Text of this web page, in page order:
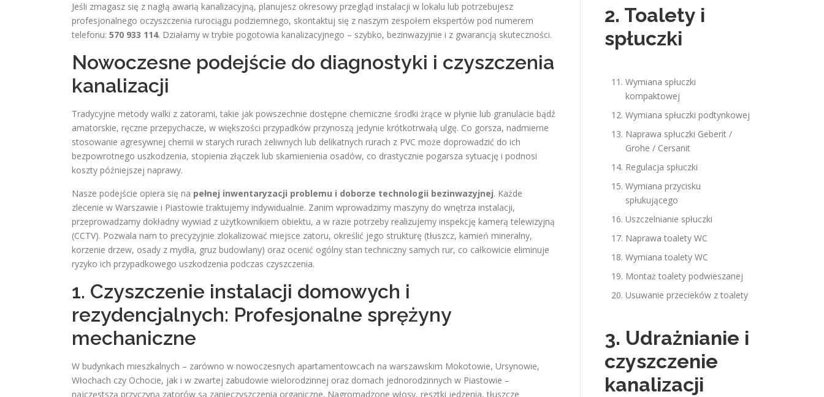
Jeśli zmagasz się z nagłą awarią kanalizacyjną, planujesz okresowy przegląd instalacji w lokalu lub potrzebujesz
profesjonalnego oczyszczenia rurociągu podziemnego, skontaktuj się z naszym zespołem ekspertów pod numerem
telefonu: 570 933 114. Działamy w trybie pogotowia kanalizacyjnego – szybko, bezinwazyjnie i z gwarancją skuteczności.
Nowoczesne podejście do diagnostyki i czyszczenia
kanalizacji
Tradycyjne metody walki z zatorami, takie jak powszechnie dostępne chemiczne środki żrące w płynie lub granulacie bądź
amatorskie, ręczne przepychacze, w większości przypadków przynoszą jedynie krótkotrwałą ulgę. Co gorsza, nadmierne
stosowanie agresywnej chemii w starych rurach żeliwnych lub delikatnych rurach z PVC może doprowadzić do ich
bezpowrotnego uszkodzenia, stopienia złączek lub skamienienia osadów, co drastycznie pogarsza sytuację i podnosi
koszty późniejszej naprawy.
Nasze podejście opiera się na pełnej inwentaryzacji problemu i doborze technologii bezinwazyjnej. Każde
zlecenie w Warszawie i Piastowie traktujemy indywidualnie. Zanim wprowadzimy maszyny do wnętrza instalacji,
przeprowadzamy dokładny wywiad z użytkownikiem obiektu, a w razie potrzeby realizujemy inspekcję kamerą telewizyjną
(CCTV). Pozwala nam to precyzyjnie zlokalizować miejsce zatoru, określić jego strukturę (tłuszcz, kamień mineralny,
korzenie drzew, osady z mydła, gruz budowlany) oraz ocenić ogólny stan techniczny samych rur, co całkowicie eliminuje
ryzyko ich przypadkowego uszkodzenia podczas czyszczenia.
1. Czyszczenie instalacji domowych i
rezydencjalnych: Profesjonalne sprężyny
mechaniczne
W budynkach mieszkalnych – zarówno w nowoczesnych apartamentowcach na warszawskim Mokotowie, Ursynowie,
Włochach czy Ochocie, jak i w zwartej zabudowie wielorodzinnej oraz domach jednorodzinnych w Piastowie –
najczęstszą przyczyną zatorów są zanieczyszczenia organiczne. Nagromadzone włosy, resztki jedzenia, tłuszcze
2. Toalety i
spłuczki
Wymiana spłuczki
kompaktowej
Wymiana spłuczki podtynkowej
Naprawa spłuczki Geberit /
Grohe / Cersanit
Regulacja spłuczki
Wymiana przycisku
spłukującego
Uszczelnianie spłuczki
Naprawa toalety WC
Wymiana toalety WC
Montaż toalety podwieszanej
Usuwanie przecieków z toalety
3. Udrażnianie i
czyszczenie
kanalizacji